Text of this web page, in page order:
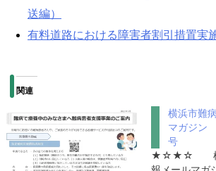
送編）
有料道路における障害者割引措置実
関連
横浜市難
マガジン
号
★☆★☆ 横